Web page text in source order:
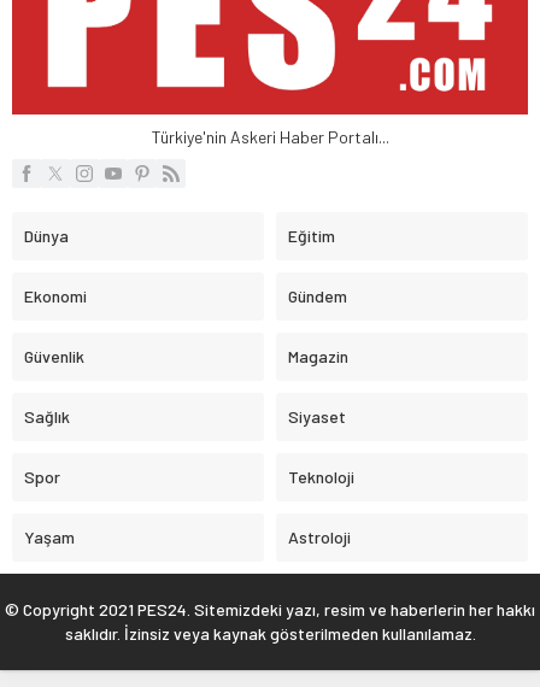
Türkiye'nin Askeri Haber Portalı...
Dünya Eğitim
Ekonomi Gündem
Güvenlik Magazin
Sağlık Siyaset
Spor Teknoloji
Yaşam Astroloji
© Copyright 2021 PES24. Sitemizdeki yazı, resim ve haberlerin her hakkı
saklıdır. İzinsiz veya kaynak gösterilmeden kullanılamaz.